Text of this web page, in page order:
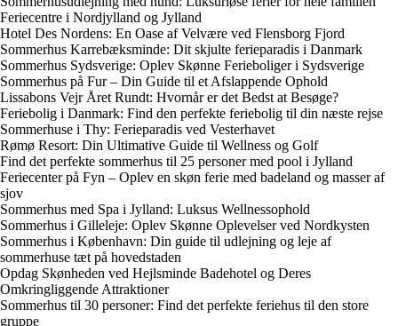
Feriecentre i Nordjylland og Jylland
Hotel Des Nordens: En Oase af Velvære ved Flensborg Fjord
Sommerhus Karrebæksminde: Dit skjulte ferieparadis i Danmark
Sommerhus Sydsverige: Oplev Skønne Ferieboliger i Sydsverige
Sommerhus på Fur – Din Guide til et Afslappende Ophold
Lissabons Vejr Året Rundt: Hvornår er det Bedst at Besøge?
Feriebolig i Danmark: Find den perfekte feriebolig til din næste rejse
Sommerhuse i Thy: Ferieparadis ved Vesterhavet
Rømø Resort: Din Ultimative Guide til Wellness og Golf
Find det perfekte sommerhus til 25 personer med pool i Jylland
Feriecenter på Fyn – Oplev en skøn ferie med badeland og masser af
sjov
Sommerhus med Spa i Jylland: Luksus Wellnessophold
Sommerhus i Gilleleje: Oplev Skønne Oplevelser ved Nordkysten
Sommerhus i København: Din guide til udlejning og leje af
sommerhuse tæt på hovedstaden
Opdag Skønheden ved Hejlsminde Badehotel og Deres
Omkringliggende Attraktioner
Sommerhus til 30 personer: Find det perfekte feriehus til den store
gruppe